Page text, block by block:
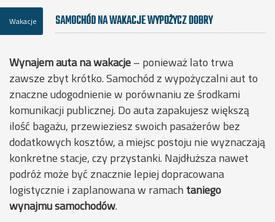
Wakacje SAMOCHÓD NA WAKACJE WYPOŻYCZ DOBRY
Wynajem auta na wakacje– ponieważ lato trwa
zawsze zbyt krótko. Samochód z wypożyczalni aut to
znaczne udogodnienie w porównaniu ze środkami
komunikacji publicznej. Do auta zapakujesz większą
ilość bagażu, przewieziesz swoich pasażerów bez
dodatkowych kosztów, a miejsc postoju nie wyznaczają
konkretne stacje, czy przystanki. Najdłuższa nawet
podróż może być znacznie lepiej dopracowana
logistycznie i zaplanowana w ramach taniego
wynajmu samochodów.